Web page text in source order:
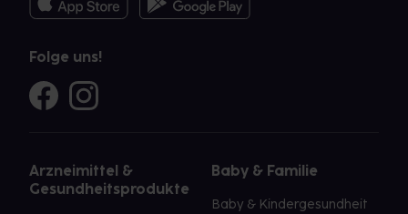
Folge uns!
Arzneimittel &
Gesundheitsprodukte
Baby & Familie
Baby & Kindergesundheit